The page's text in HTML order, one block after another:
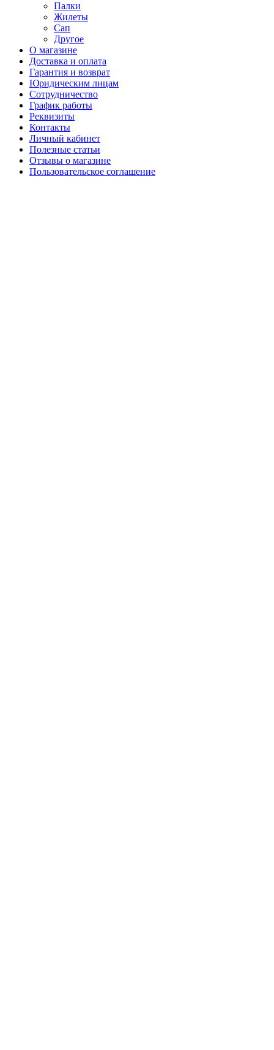
Палки
Жилеты
Сап
Другое
О магазине
Доставка и оплата
Гарантия и возврат
Юридическим лицам
Сотрудничество
График работы
Реквизиты
Контакты
Личный кабинет
Полезные статьи
Отзывы о магазине
Пользовательское соглашение